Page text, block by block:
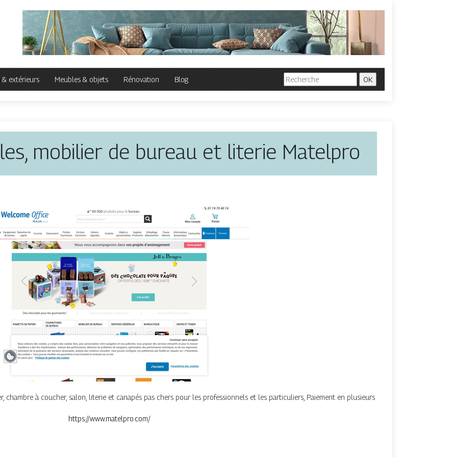
& extérieurs Meubles & objets Rénovation Blog
mobilier de bureau et literie Matelpro
chambre à coucher, salon, literie et canapés pas chers pour les professionnels et les particuliers, ️Paiement en plusieurs
https://www.matelpro.com/